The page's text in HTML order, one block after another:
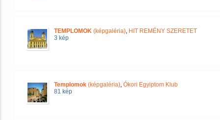
TEMPLOMOK (képgaléria), HIT REMÉNY SZERETET
3 kép
Templomok (képgaléria), Ókori Egyiptom Klub
81 kép